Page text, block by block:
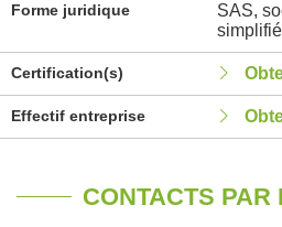
Forme juridique
SAS,
Certification(s)
Effectif entreprise
CONTACTS PAR